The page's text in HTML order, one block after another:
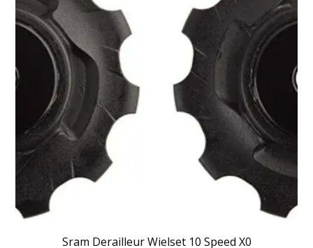
Sram Derailleur Wielset 10 Speed X0